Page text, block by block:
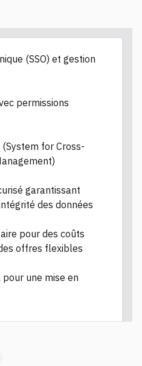
(SSO) et gestion
permissions
for Cross-
garantissant
des données
pour des coûts
offres flexibles
une mise en